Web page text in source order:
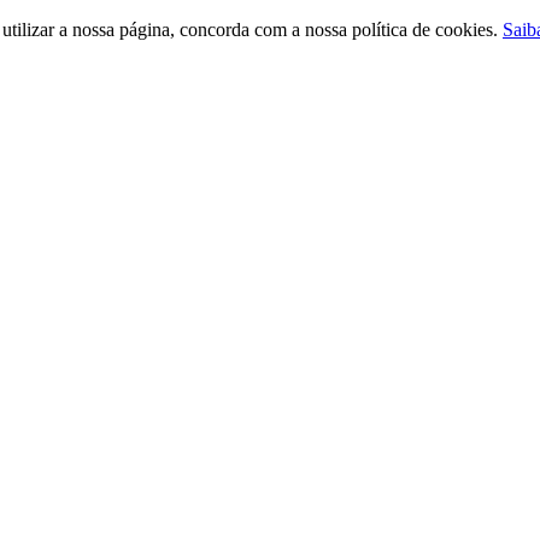
a nossa página, concorda com a nossa política de cookies.